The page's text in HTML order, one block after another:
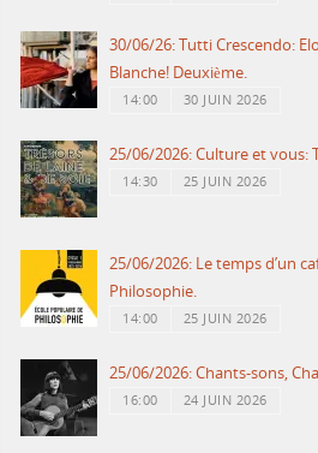
30/06/26: Tutti Crescendo:
Blanche! Deuxième.
14:00 30 JUIN 2026
25/06/2026: Culture et vous:
14:30 25 JUIN 2026
25/06/2026: Le temps d’un
Philosophie.
14:00 25 JUIN 2026
25/06/2026: Chants-sons,
16:00 24 JUIN 2026